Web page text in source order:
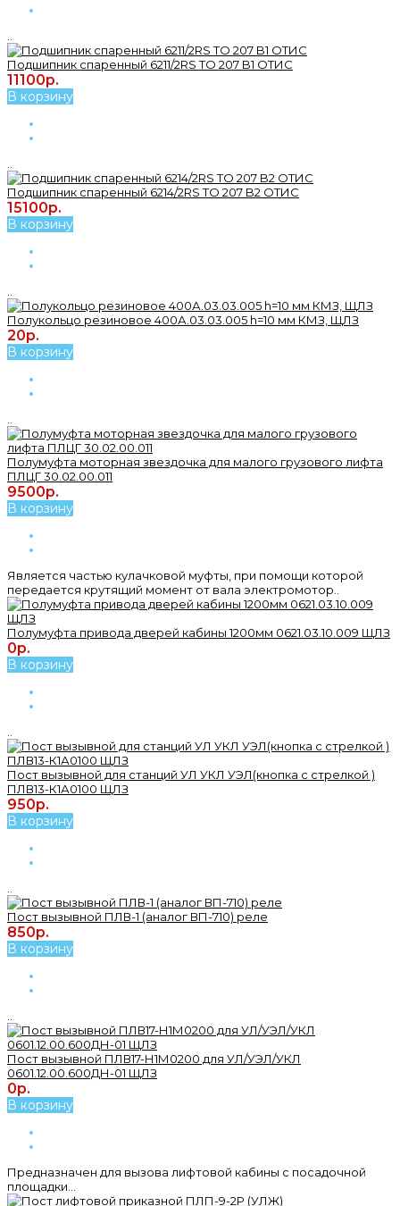
Подшипник спаренный 6211/2RS TO 207 B1 ОТИС
11100р.
В корзину
Подшипник спаренный 6214/2RS TO 207 B2 ОТИС
15100р.
В корзину
Полукольцо резиновое 400А.03.03.005 h=10 мм КМЗ, ЩЛЗ
20р.
В корзину
Полумуфта моторная звездочка для малого грузового лифта
ПЛЦГ 30.02.00.011
9500р.
В корзину
Является частью кулачковой муфты, при помощи которой
передается крутящий момент от вала электромотор..
Полумуфта привода дверей кабины 1200мм 0621.03.10.009 ЩЛЗ
0р.
В корзину
Пост вызывной для станций УЛ УКЛ УЭЛ(кнопка с стрелкой )
ПЛВ13-К1А0100 ЩЛЗ
950р.
В корзину
Пост вызывной ПЛВ-1 (аналог ВП-710) реле
850р.
В корзину
Пост вызывной ПЛВ17-Н1М0200 для УЛ/УЭЛ/УКЛ
0601.12.00.600ДН-01 ЩЛЗ
0р.
В корзину
Предназначен для вызова лифтовой кабины с посадочной
площадки...